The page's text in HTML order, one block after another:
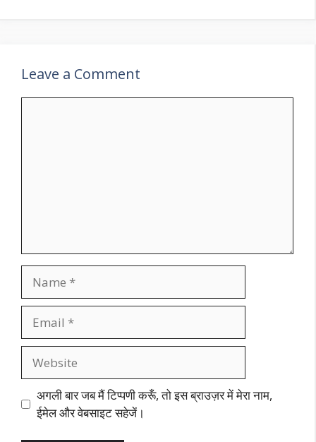
Leave a Comment
अगली बार जब मैं टिप्पणी करूँ, तो इस ब्राउज़र में मेरा नाम,
ईमेल और वेबसाइट सहेजें।